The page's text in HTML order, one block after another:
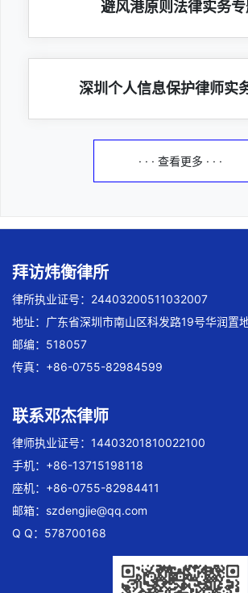
避风港原则法律实务
深圳个人信息保护律师实
· · · 查看更多 · · ·
拜访炜衡律所
律所执业证号：24403200511032007
地址：广东省深圳市南山区科发路19号华润置
邮编：518057
传真：+86-0755-82984599
联系邓杰律师
律师执业证号：14403201810022100
手机：+86-13715198118
座机：+86-0755-82984411
邮箱： szdengjie@qq.com
Q Q：578700168